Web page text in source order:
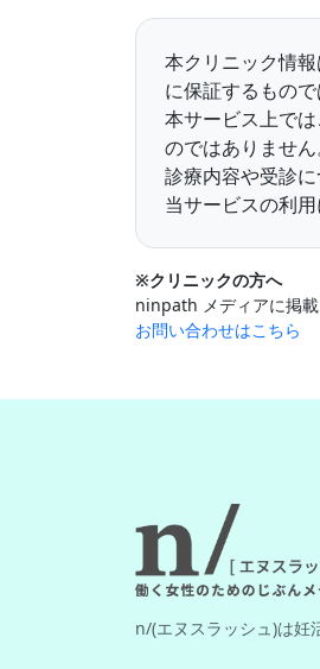
本クリニック情
に保証するもの
本サービス上で
のではありません
診療内容や受診
当サービスの利
※クリニックの方へ
ninpath メディアに掲
お問い合わせはこちら
n/(エヌスラッシュ)は